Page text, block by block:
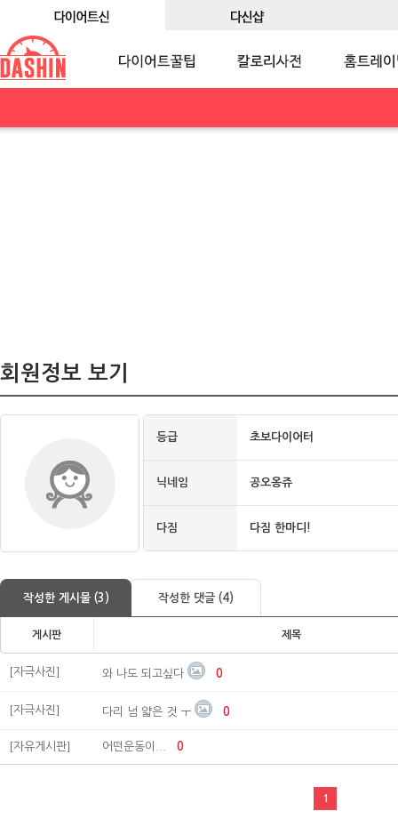
회원정보 보기
등급 초보다이어터
닉네임 공오옹쥬
다짐 다짐 한마디!
작성한 게시물 (3) 작성한 댓글 (4)
게시판 제목
[자극사진] 와 나도 되고싶다 0
[자극사진] 다리 넘 얇은 것 ㅜ 0
[자유게시판] 어떤운동이... 0
1